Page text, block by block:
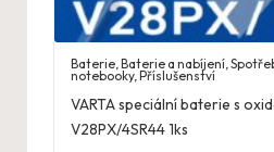
Baterie,Baterie a nabíjení,
notebooky,Příslušenství
VARTA speciální baterie s
V28PX/4SR44 1ks